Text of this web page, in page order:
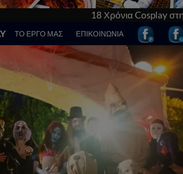
Cosplay στην Ελλάδα! Γνώρισε τα πάντα
ΤΟ ΕΡΓΟ ΜΑΣ ΕΠΙΚΟΙΝΩΝΙΑ